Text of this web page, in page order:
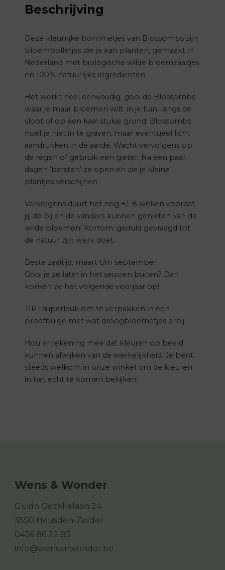
Beschrijving
Deze kleurrijke bommetjes van Blossombs zijn
bloembolletjes die je kan planten, gemaakt in
Nederland met biologische wilde bloemzaadjes
en 100% natuurlijke ingrediënten.
Het werkt heel eenvoudig: gooi de Blossombs
waar je maar bloemen wilt: in je tuin, langs de
sloot of op een kaal stukje grond. Blossombs
hoef je niet in te graven, maar eventueel licht
aandrukken in de aarde. Wacht vervolgens op
de regen of gebruik een gieter. Na een paar
dagen ‘barsten’ ze open en zie je kleine
plantjes verschijnen.
Vervolgens duurt het nog +/- 8 weken voordat
jij, de bij en de vlinders kunnen genieten van de
wilde bloemen! Kortom: geduld gevraagd tot
de natuur zijn werk doet.
Beste zaaitijd: maart t/m september
Gooi je ze later in het seizoen buiten? Dan
komen ze het volgende voorjaar op!
TIP : superleuk om te verpakken in een
proefbuisje met wat droogbloemetjes erbij.
Hou er rekening mee dat kleuren op beeld
kunnen afwijken van de werkelijkheid. Je bent
steeds welkom in onze winkel om de kleuren
in het echt te komen bekijken.
Wens & Wonder
Guido Gezellelaan 24
3550 Heusden-Zolder
0456 86 22 83
info@wensenwonder.be